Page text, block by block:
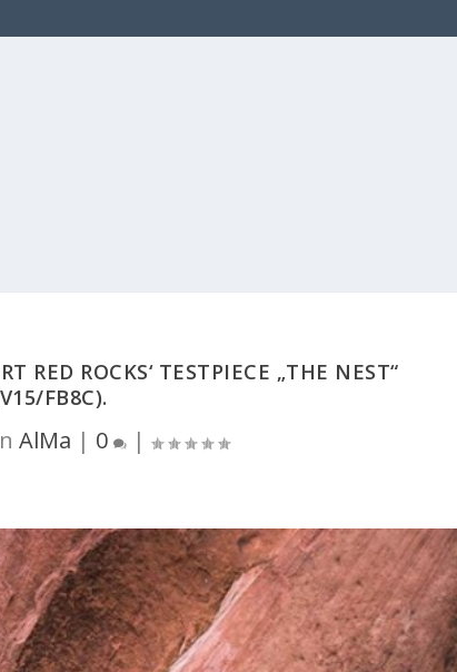
RED ROCKS‘ TESTPIECE „THE NEST“
FB8C).
AlMa | 0 |